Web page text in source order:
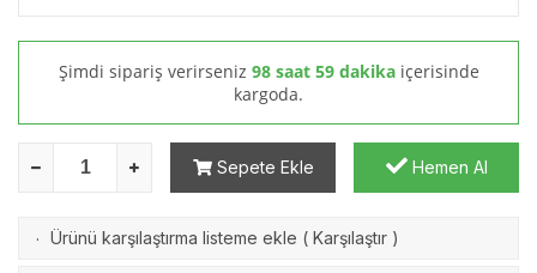
Şimdi sipariş verirseniz 98 saat 59 dakika içerisinde
kargoda.
Sepete Ekle Hemen Al
· Ürünü karşılaştırma listeme ekle ( Karşılaştır )